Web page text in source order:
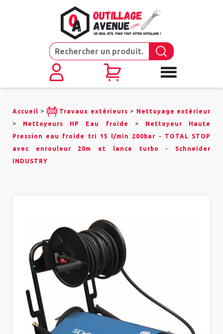
Accueil > Travaux extérieurs > Nettoyage extérieur
> Nettoyeurs HP Eau froide >
Nettoyeur Haute
Pression eau froide tri 15 l/min 200bar - TOTAL STOP
avec enrouleur 20m et lance turbo - Schneider
INDUSTRY